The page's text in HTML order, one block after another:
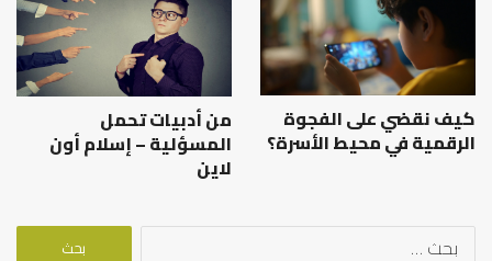
كيف نقضي على الفجوة
الرقمية في محيط الأسرة؟
من أدبيات تحمل
المسؤلية – إسلام أون
لاين
البحث